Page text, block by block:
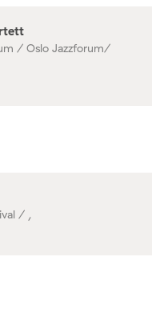
/ Oslo Jazzforum/
/ ,